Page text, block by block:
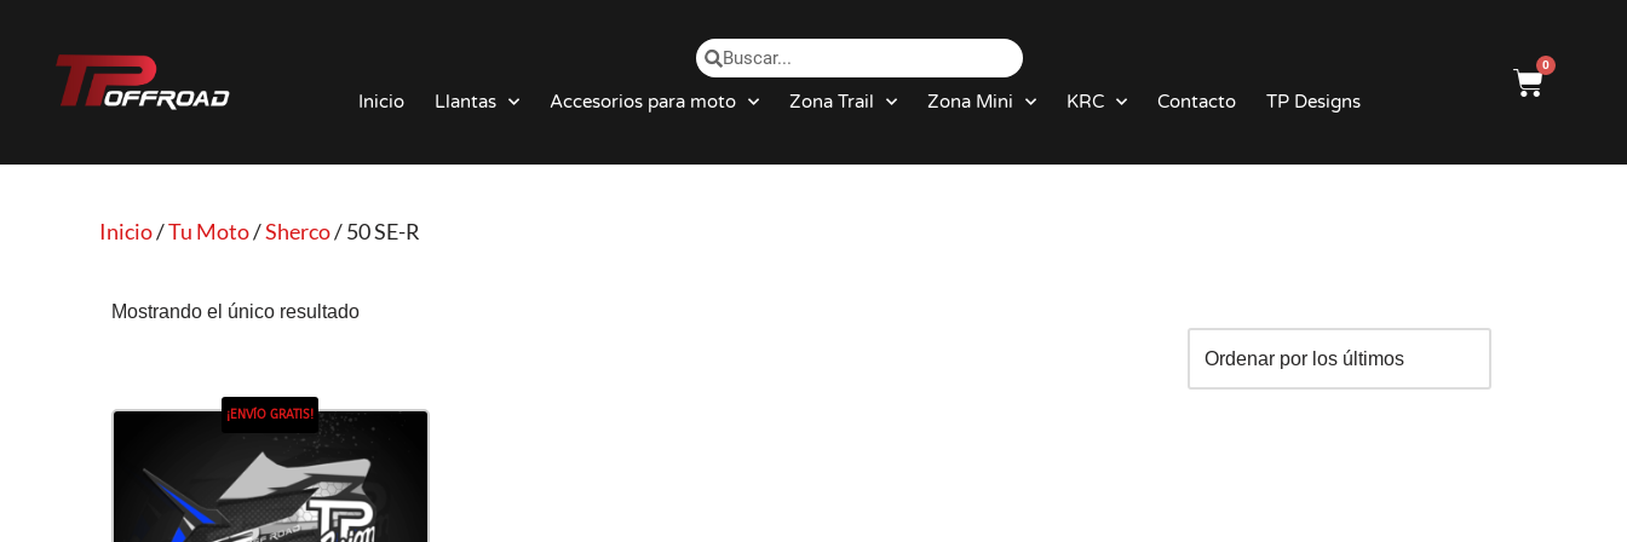
Saltar
Inicio Llantas Accesorios para moto Zona Trail Zona Mini KRC Contacto TP Designs
0
Inicio/Tu Moto/Sherco/ 50 SE-R
Mostrando el único resultado
¡ENVÍO GRATIS!